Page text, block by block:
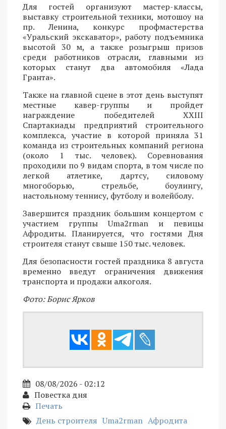
Для гостей организуют мастер-классы,
выставку строительной техники, мотошоу на
пр. Ленина, конкурс профмастерства
«Уральский экскаватор», работу подъемника
высотой 30 м, а также розыгрыш призов
среди работников отрасли, главными из
которых станут два автомобиля «Лада
Гранта».
Также на главной сцене в этот день выступят
местные кавер-группы и пройдет
награждение победителей XXIII
Спартакиады предприятий строительного
комплекса, участие в которой приняла 31
команда из строительных компаний региона
(около 1 тыс. человек). Соревнования
проходили по 9 видам спорта, в том числе по
легкой атлетике, дартсу, силовому
многоборью, стрельбе, боулингу,
настольному теннису, футболу и волейболу.
Завершится праздник большим концертом с
участием группы Uma2rman и певицы
Афродиты. Планируется, что гостями Дня
строителя станут свыше 150 тыс. человек.
Для безопасности гостей праздника 8 августа
временно введут ограничения движения
транспорта и продажи алкоголя.
Фото: Борис Ярков
08/08/2026 - 02:12
Повестка дня
Печать
День строителя Uma2rman Афродита